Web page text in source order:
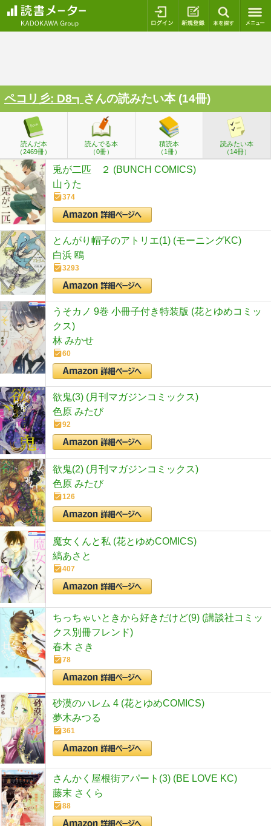
ログイン 新規登録
ペコリ彡: D8┓ さんの読みたい本 (14冊)
読んだ本
（2469冊）
読んでる本
（0冊）
積読本
（1冊）
読みたい本
（14冊）
兎が二匹 ２ (BUNCH COMICS)
山うた
374
とんがり帽子のアトリエ(1) (モーニングKC)
白浜 鴎
3293
うそカノ 9巻 小冊子付き特装版 (花とゆめコミッ
クス)
林 みかせ
60
欲鬼(3) (月刊マガジンコミックス)
色原 みたび
92
欲鬼(2) (月刊マガジンコミックス)
色原 みたび
126
魔女くんと私 (花とゆめCOMICS)
縞あさと
407
ちっちゃいときから好きだけど(9) (講談社コミッ
クス別冊フレンド)
春木 さき
78
砂漠のハレム 4 (花とゆめCOMICS)
夢木みつる
361
さんかく屋根街アパート(3) (BE LOVE KC)
藤末 さくら
88